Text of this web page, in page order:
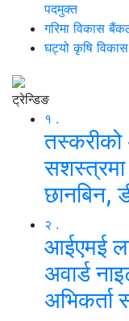
पदमुक्त
गरिमा विकास
घट्यो कृषि
ट्रेन्डिङ
१ .
तस्करीको
छानबिन,
२ .
आईएमई
अवार्ड
अभिकर्ता